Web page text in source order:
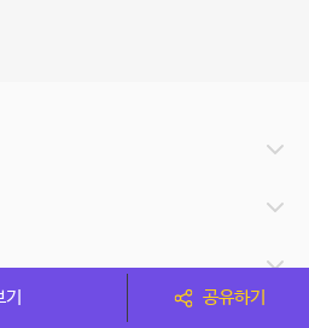
공유하기